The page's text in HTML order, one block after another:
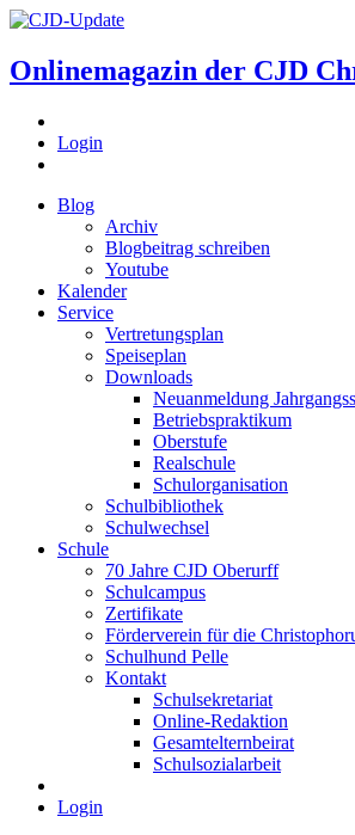
Onlinemagazin der CJD
Login
Blog
Archiv
Blogbeitrag schreiben
Youtube
Kalender
Service
Vertretungsplan
Speiseplan
Downloads
Neuanmeldung
Betriebspraktikum
Oberstufe
Realschule
Schulorganisation
Schulbibliothek
Schulwechsel
Schule
70 Jahre CJD Oberurff
Schulcampus
Zertifikate
Förderverein für die
Schulhund Pelle
Kontakt
Schulsekretariat
Online-Redaktion
Gesamtelternbeirat
Schulsozialarbeit
Login